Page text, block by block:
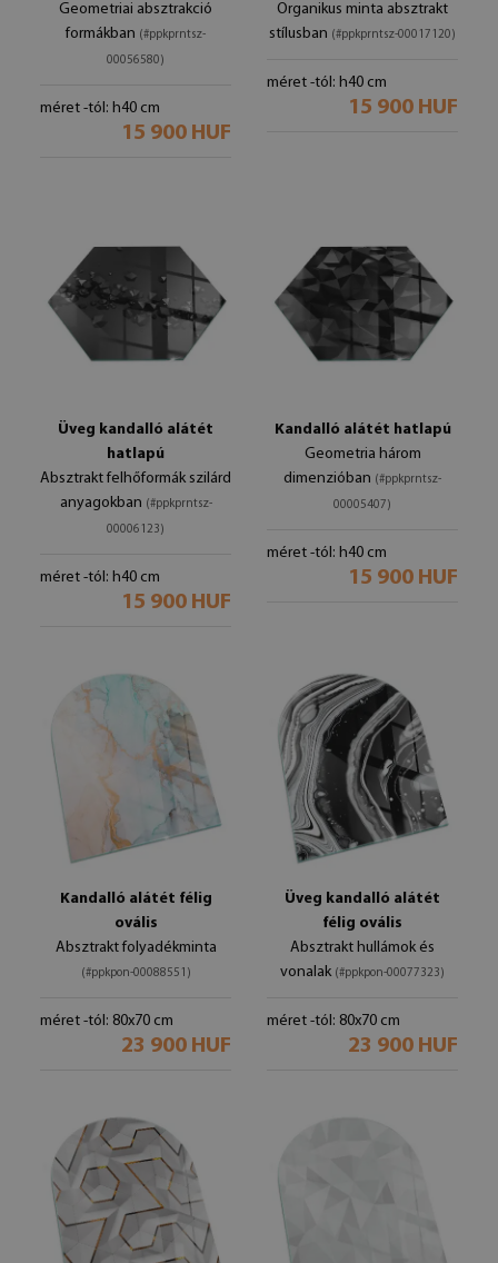
Geometriai absztrakció
formákban (#ppkprntsz-
00056580)
méret -tól: h40 cm
15 900 HUF
Organikus minta absztrakt
stílusban (#ppkprntsz-00017120)
méret -tól: h40 cm
15 900 HUF
Üveg kandalló alátét
hatlapú
Absztrakt felhőformák szilárd
anyagokban (#ppkprntsz-
00006123)
méret -tól: h40 cm
15 900 HUF
Kandalló alátét hatlapú
Geometria három
dimenzióban (#ppkprntsz-
00005407)
méret -tól: h40 cm
15 900 HUF
Kandalló alátét félig
ovális
Absztrakt folyadékminta
(#ppkpon-00088551)
méret -tól: 80x70 cm
23 900 HUF
Üveg kandalló alátét
félig ovális
Absztrakt hullámok és
vonalak (#ppkpon-00077323)
méret -tól: 80x70 cm
23 900 HUF